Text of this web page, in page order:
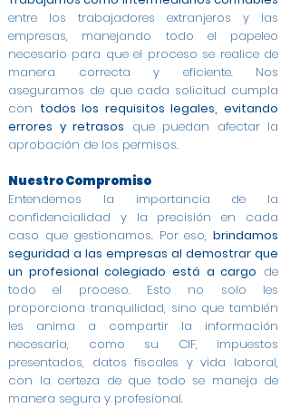
entre los trabajadores extranjeros y las
empresas, manejando todo el papeleo
necesario para que el proceso se realice de
manera correcta y eficiente. Nos
aseguramos de que cada solicitud cumpla
con todos los requisitos legales, evitando
errores y retrasos que puedan afectar la
aprobación de los permisos.
Nuestro Compromiso
Entendemos la importancia de la
confidencialidad y la precisión en cada
caso que gestionamos. Por eso, brindamos
seguridad a las empresas al demostrar que
un profesional colegiado está a cargo de
todo el proceso. Esto no solo les
proporciona tranquilidad, sino que también
les anima a compartir la información
necesaria, como su CIF, impuestos
presentados, datos fiscales y vida laboral,
con la certeza de que todo se maneja de
manera segura y profesional.